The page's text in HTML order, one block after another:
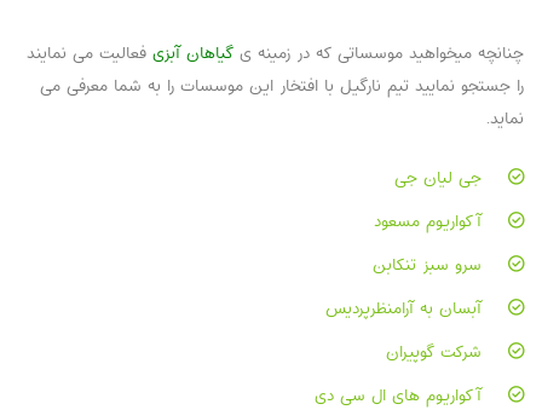
چنانچه میخواهید موسساتی که در زمینه ی گیاهان آبزی فعالیت می نمایند
را جستجو نمایید تیم نارگیل با افتخار این موسسات را به شما معرفی می
نماید.
جی لیان جی
آکواریوم مسعود
سرو سبز تنکابن
آبسان به آرامنظرپردیس
شرکت گوپیران
آکواریوم های ال سی دی